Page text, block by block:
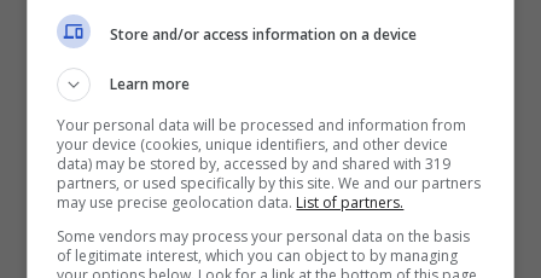
Firenze
Pescara
Rieti
Trieste
Store and/or access information on a device
Learn more
Your personal data will be processed and information from
your device (cookies, unique identifiers, and other device
data) may be stored by, accessed by and shared with 319
partners, or used specifically by this site. We and our partners
may use precise geolocation data. List of partners.
Some vendors may process your personal data on the basis
of legitimate interest, which you can object to by managing